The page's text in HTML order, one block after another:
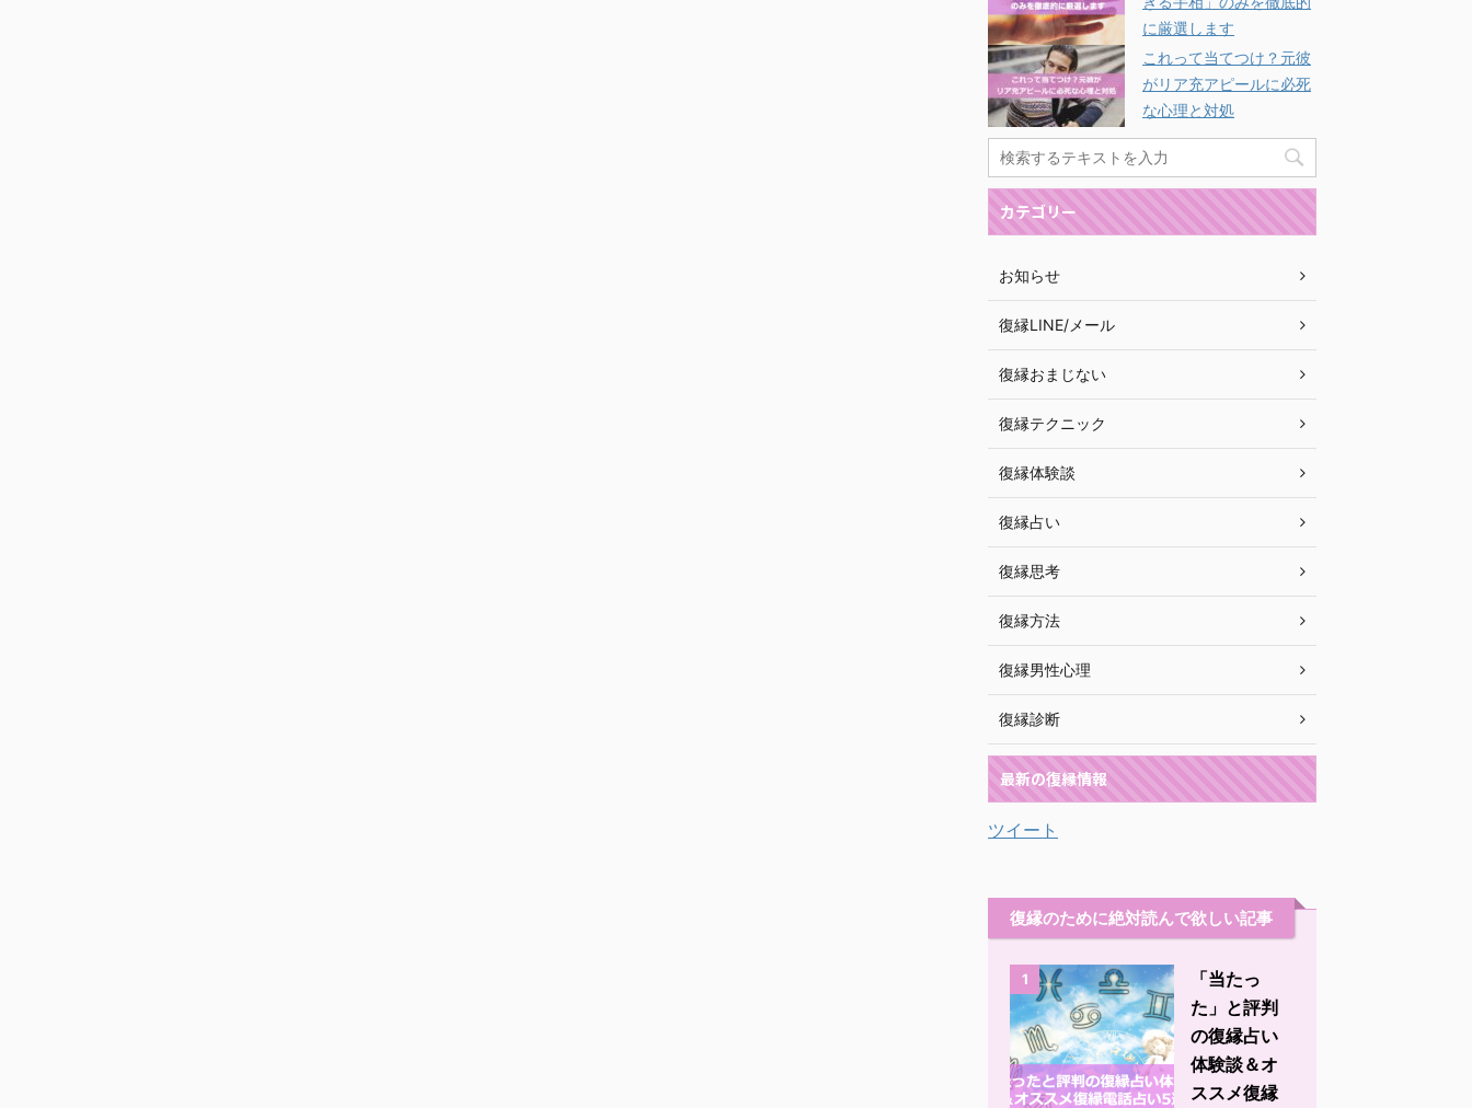
に厳選します
これって当てつけ？元彼
がリア充アピールに必死
な心理と対処
カテゴリー
お知らせ
復縁LINE/メール
復縁おまじない
復縁テクニック
復縁体験談
復縁占い
復縁思考
復縁方法
復縁男性心理
復縁診断
最新の復縁情報
ツイート
復縁のために絶対読んで欲しい記事
1
「当たっ
た」と評判
の復縁占い
体験談＆オ
ススメ復縁